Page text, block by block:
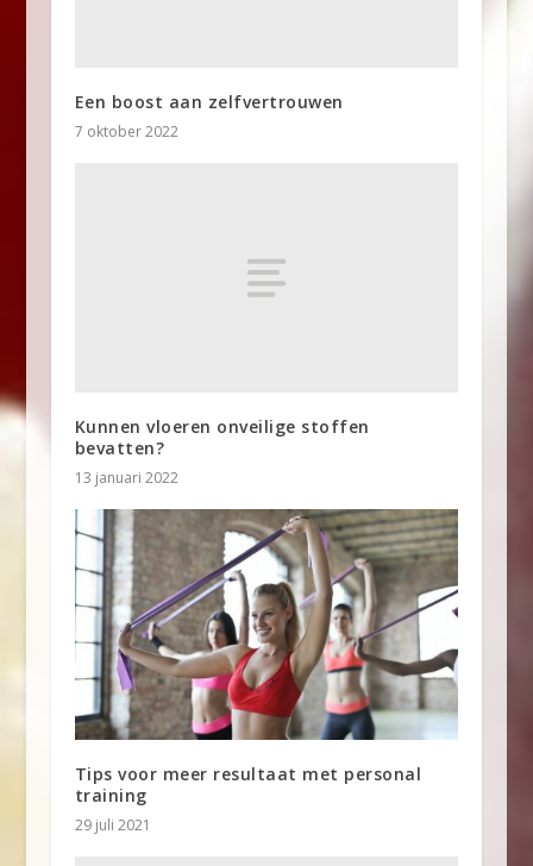
Een boost aan zelfvertrouwen
7 oktober 2022
Kunnen vloeren onveilige stoffen
bevatten?
13 januari 2022
Tips voor meer resultaat met personal
training
29 juli 2021